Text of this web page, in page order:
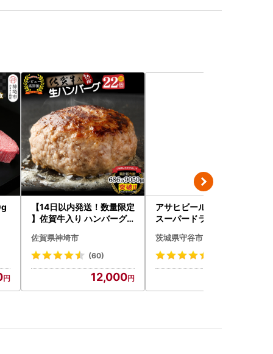
【14日以内発送！数量限定
】佐賀牛入り ハンバーグ 2
083106)
佐賀県神埼市
(60)
12,000
アサヒビール 究極の辛口
スーパードライ 350ml×4
茨城県守谷市